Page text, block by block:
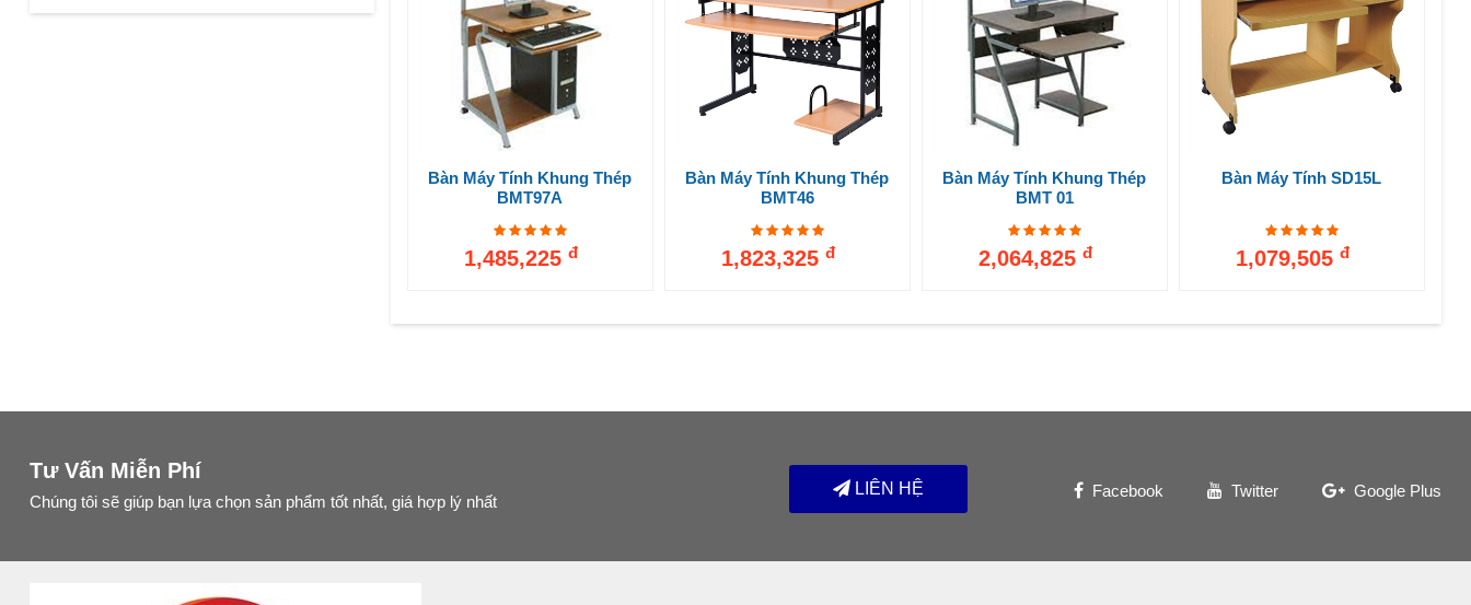
Bàn Máy Tính Khung Thép
BMT97A
1,485,225đ
Bàn Máy Tính Khung Thép
BMT46
1,823,325đ
Bàn Máy Tính Khung Thép
BMT 01
2,064,825đ
Bàn Máy Tính SD15L
1,079,505đ
Tư Vấn Miễn Phí
Chúng tôi sẽ giúp bạn lựa chọn sản phẩm tốt nhất, giá hợp lý nhất
LIÊN HỆ Facebook Twitter Google Plus